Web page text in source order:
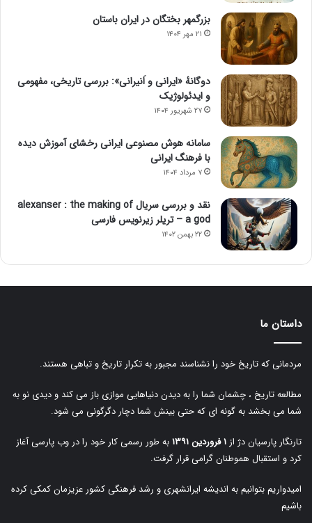
بزرگمهر بختگان در ایران باستان
۲۱ مهر ۱۴۰۴
دوگانهٔ «ایرانی و اَنیرانی»: بررسی تاریخی، مفهومی
و ایدئولوژیک
۲۷ شهریور ۱۴۰۴
سامانه هوش مصنوعی ایرانی رخشای آموزش دیده
با فرهنگ ایرانی
۷ مرداد ۱۴۰۴
نقد و بررسی سریال alexanser : the making of
a god – تریلر زیرنویس فارسی
۲۲ بهمن ۱۴۰۲
داستان ما
مردمانی که تاریخ خود را نشناسند مجبور به تکرار تاریخ و تباهی هستند.
مطالعه تاریخ ، چشمان شما را به دیدن دنیاهایی موازی باز می کند و دیدی نو به
شما می بخشد به گونه ای که حتی بینش شما دچار دگرگونی می شود.
تارنگار پارسیان دژ از ۱ فروردین ۱۳۹۱
به طور رسمی کار خود را در وب پارسی آغاز
کرد و استقبال هموطنان گرامی قرار گرفت.
امیدواریم بتوانیم به اندیشه ایرانشهری و رشد فرهنگی کشور عزیزمان کمکی کرده
باشیم